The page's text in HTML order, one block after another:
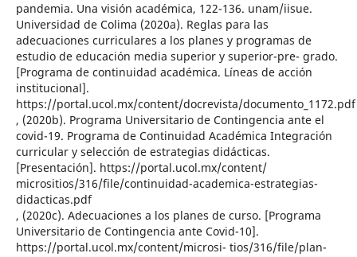
pandemia. Una visión académica, 122-136. unam/iisue.
Universidad de Colima (2020a). Reglas para las
adecuaciones curriculares a los planes y programas de
estudio de educación media superior y superior-pre- grado.
[Programa de continuidad académica. Líneas de acción
institucional].
https://portal.ucol.mx/content/docrevista/documento_1172.pdf
, (2020b). Programa Universitario de Contingencia ante el
covid-19. Programa de Continuidad Académica Integración
curricular y selección de estrategias didácticas.
[Presentación]. https://portal.ucol.mx/content/
micrositios/316/file/continuidad-academica-estrategias-
didacticas.pdf
, (2020c). Adecuaciones a los planes de curso. [Programa
Universitario de Contingencia ante Covid-10].
https://portal.ucol.mx/content/microsi- tios/316/file/plan-